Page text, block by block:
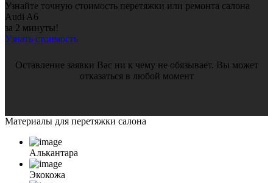
Узнайте точную стоимость перетяжки или ремонта салона
Audi A6
за 2 минуты!
Узнать стоимость
Оставление заявки Вас ни к чему не обязывает. Вы может
отказаться в любой момент
Материалы для перетяжки салона
Алькантара
Экокожа